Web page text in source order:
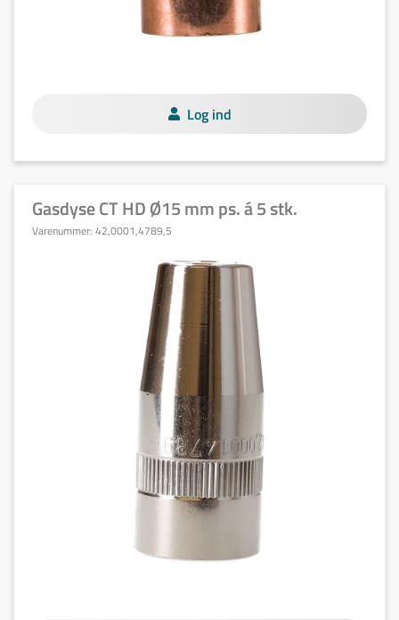
Log ind
Gasdyse CT HD Ø15 mm ps. á 5 stk.
Varenummer: 42,0001,4789,5